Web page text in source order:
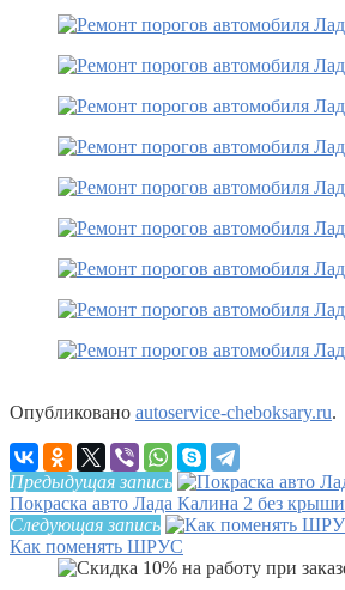
Опубликовано autoservice-cheboksary.ru.
Предыдущая запись
Покраска авто Лада Калина 2 без крыши
Следующая запись
Как поменять ШРУС